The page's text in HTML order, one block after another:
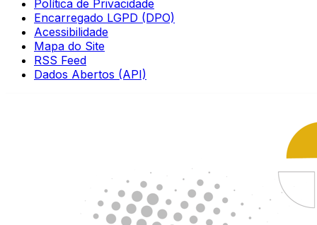
Política de Privacidade
Encarregado LGPD (DPO)
Acessibilidade
Mapa do Site
RSS Feed
Dados Abertos (API)